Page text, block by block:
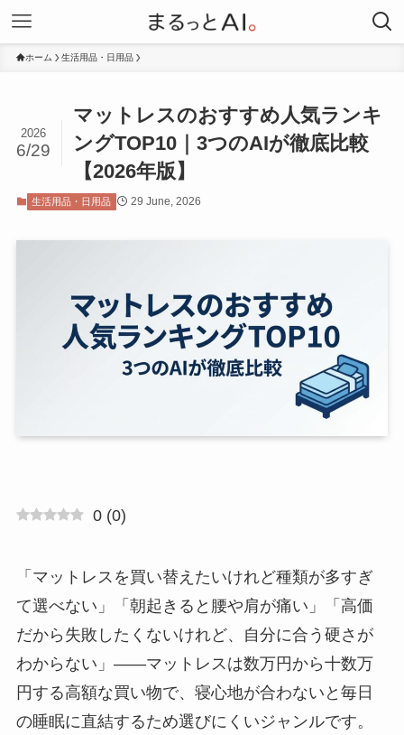
ホーム 生活用品・日用品
マットレスのおすすめ人気ランキ
ングTOP10｜3つのAIが徹底比較
【2026年版】
2026
6/29
生活用品・日用品 29 June, 2026
0 (0)
「マットレスを買い替えたいけれど種類が多すぎ
て選べない」「朝起きると腰や肩が痛い」「高価
だから失敗したくないけれど、自分に合う硬さが
わからない」——マットレスは数万円から十数万
円する高額な買い物で、寝心地が合わないと毎日
の睡眠に直結するため選びにくいジャンルです。